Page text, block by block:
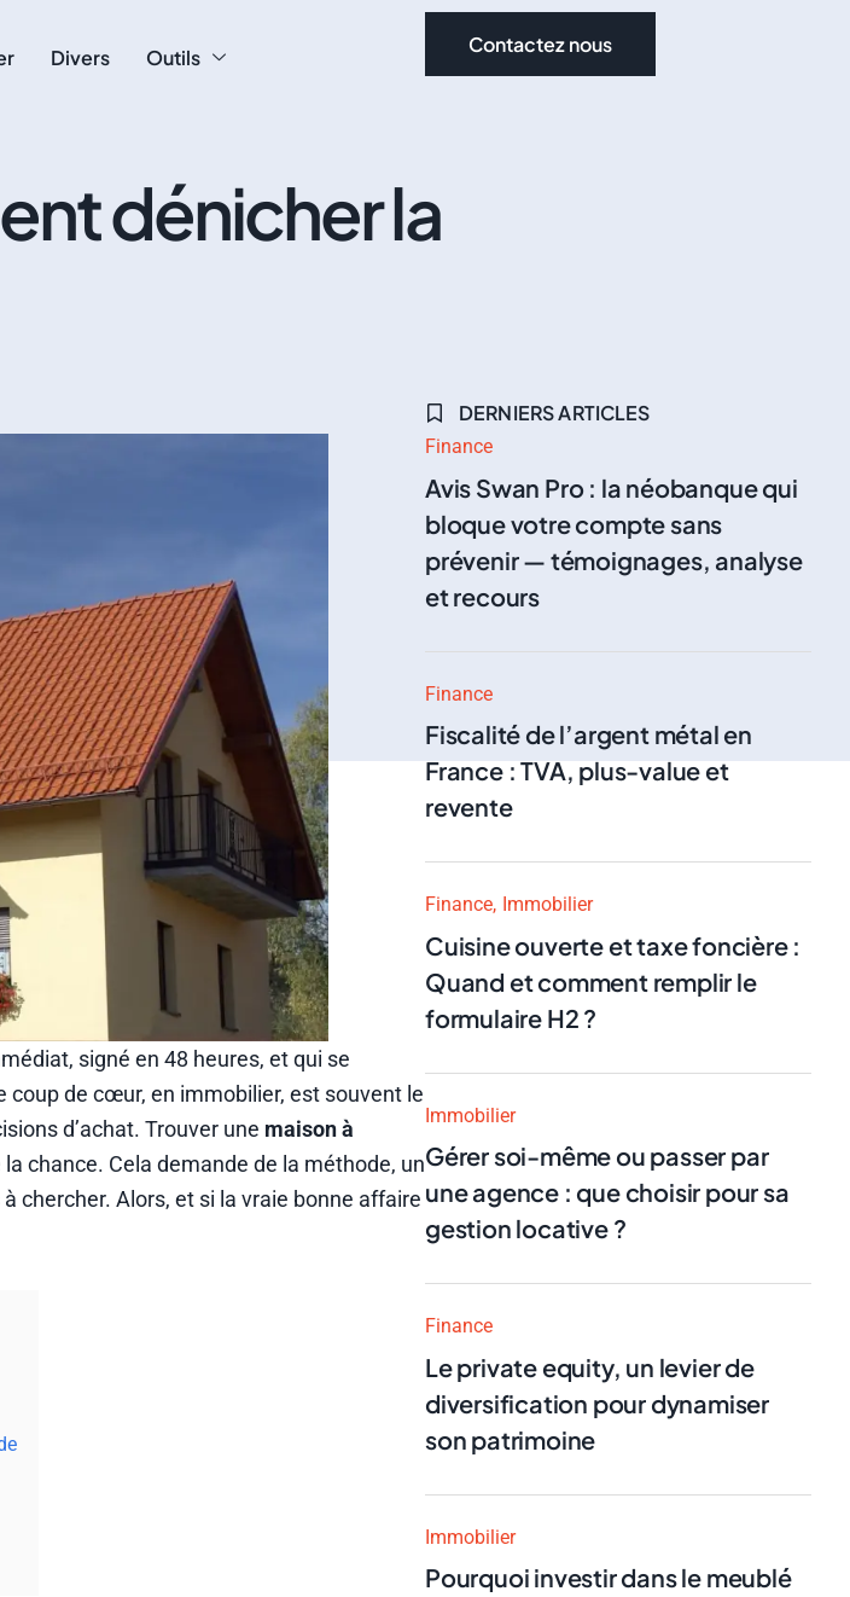
Divers Outils Contactez nous
dénicher la
signé en 48 heures, et qui se
coup de cœur, en immobilier, est souvent le
d’achat. Trouver une maison à
chance. Cela demande de la méthode, un
chercher. Alors, et si la vraie bonne affaire
DERNIERS ARTICLES
Finance
Avis Swan Pro : la néobanque qui
bloque votre compte sans
prévenir — témoignages, analyse
et recours
Finance
Fiscalité de l’argent métal en
France : TVA, plus-value et
revente
Finance Immobilier
Cuisine ouverte et taxe foncière :
Quand et comment remplir le
formulaire H2 ?
Immobilier
Gérer soi-même ou passer par
une agence : que choisir pour sa
gestion locative ?
Finance
Le private equity, un levier de
diversification pour dynamiser
son patrimoine
Immobilier
Pourquoi investir dans le meublé